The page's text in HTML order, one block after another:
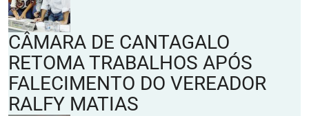
CÂMARA DE CANTAGALO
RETOMA TRABALHOS APÓS
FALECIMENTO DO VEREADOR
RALFY MATIAS